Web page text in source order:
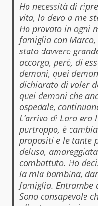
Ho necessità di
vita, lo devo a me
Ho provato in ogni
famiglia con
stato davvero
accorgo, però, di
demoni, quei
dichiarato di voler
quei demoni che
ospedale,
L’arrivo di Lara era
purtroppo, è
propositi e le tante
delusa,
combattuto. Ho
la mia bambina,
famiglia. Entrambe
Sono consapevole